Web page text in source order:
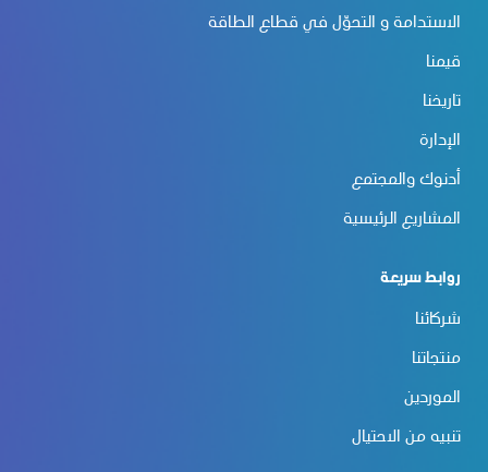
الاستدامة و التحوّل في قطاع الطاقة
قيمنا
تاريخنا
الإدارة
أدنوك والمجتمع
المشاريع الرئيسية
روابط سريعة
شركائنا
منتجاتنا
الموردين
تنبيه من الاحتيال